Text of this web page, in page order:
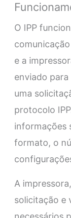
O IPP
e a
enviado
uma
protocolo
informações
formato, o
A
solicitação e